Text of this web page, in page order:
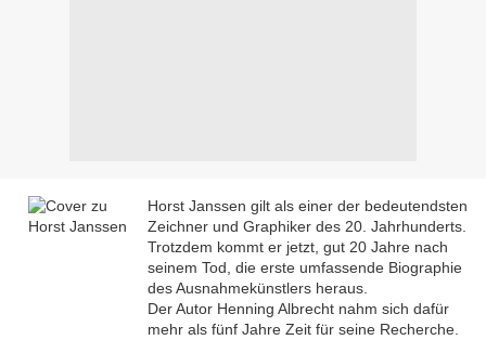
Horst Janssen gilt als einer der bedeutendsten
Zeichner und Graphiker des 20. Jahrhunderts.
Trotzdem kommt er jetzt, gut 20 Jahre nach
seinem Tod, die erste umfassende Biographie
des Ausnahmekünstlers heraus.
Der Autor Henning Albrecht nahm sich dafür
mehr als fünf Jahre Zeit für seine Recherche.